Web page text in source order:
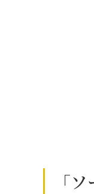
「